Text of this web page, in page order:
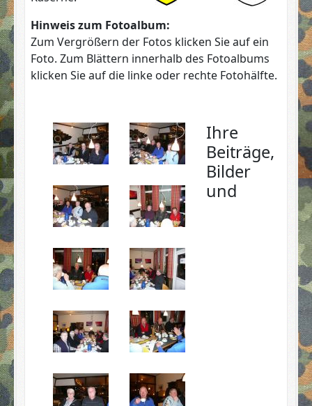
Hinweis zum Fotoalbum:
Zum Vergrößern der Fotos klicken Sie auf ein
Foto. Zum Blättern innerhalb des Fotoalbums
klicken Sie auf die linke oder rechte Fotohälfte.
Ihre
Beiträge,
Bilder
und